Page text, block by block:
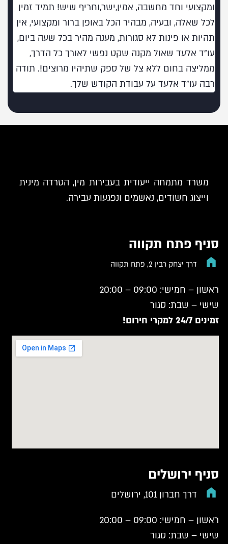
ומקצועי וחד מחשבה, אמין,ישר,וחריף שיש! תמיד זמין
לכל שאלה, ובעיה, מבהיר הכל באופן ברור ומקצועי, אין
תהיות או פינות לא סגורות, מענה מהיר בכל שעה ביום,
עו"ד אלעד שאול מקנה שקט נפשי לאורך כל הדרך,
ממליצה בחום ללא צל של ספק שתיהיו מרוצים!. תודה
רבה עו"ד אלעד על עבודת הקודש שלך.
משרד מתמחה ייעודית בעבירות מין, הטרדה מינית
וייצוג חשודים, נאשמים ונפגעות עבירה.
סניף פתח תקווה
דרך יצחק רבין 2, פתח תקווה
ראשון – חמישי: 09:00 – 20:00
שישי – שבת: סגור
זמינים 24/7 למקרי חירום!
סניף ירושלים
דרך חברון 101, ירושלים
ראשון – חמישי: 09:00 – 20:00
שישי – שבת: סגור